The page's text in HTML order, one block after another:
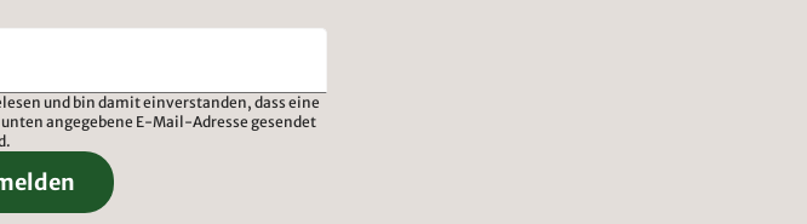
und bin damit einverstanden, dass eine
angegebene E-Mail-Adresse gesendet